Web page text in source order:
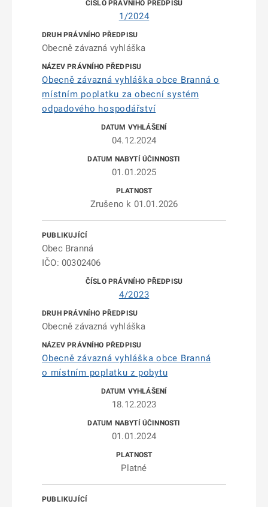
1/2024
Obecně závazná vyhláška
Obecně závazná vyhláška obce Branná o
místním poplatku za obecní systém
odpadového hospodářství
04.12.2024
01.01.2025
Zrušeno k 01.01.2026
Obec Branná
IČO: 00302406
4/2023
Obecně závazná vyhláška
Obecně závazná vyhláška obce Branná
o místním poplatku z pobytu
18.12.2023
01.01.2024
Platné